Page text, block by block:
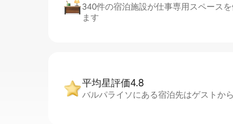
340件の宿泊施設が仕事専用スペース
ます
平均星評価4.8
バルパライソにある宿泊先はゲストか